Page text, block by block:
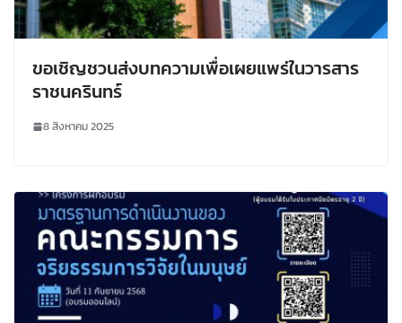
ขอเชิญชวนส่งบทความเพื่อเผยแพร่ในวารสาร
ราชนครินทร์
8 สิงหาคม 2025